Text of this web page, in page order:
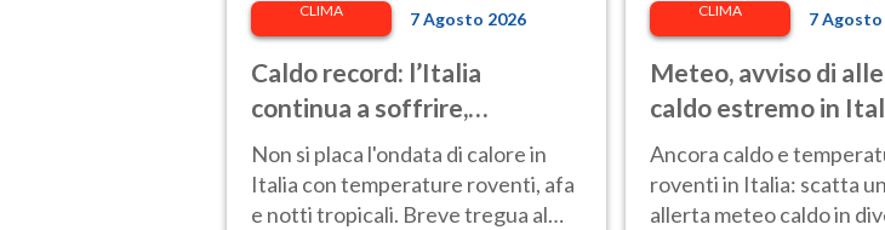
CLIMA 7 Agosto 2026
Caldo record: l’Italia
continua a soffrire,
temperature oltre 40°C e
afa per altri 10 giorni
Non si placa l'ondata di calore in
Italia con temperature roventi, afa
e notti tropicali. Breve tregua al
CLIMA 7 Agosto
Meteo, avviso di
caldo estremo in
l'8 agosto 2026: le
rischio per il
Salute
Ancora caldo e
roventi in Italia: scatta
allerta meteo caldo in